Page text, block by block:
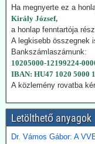
Japán –
helyezi azokat a
szennyezőbb korszak
hatóságok „rendkívüli
tüzelőanyagnak a
megígérték.
Hogy kedvezzen a
vállalta a teljes
A japán Gazdasági,
képviselői
megoldást jelent a
szoroson keresztül
Ha megnyerte ez a
Király József,
a honlap fenntartója
A legkisebb összegnek
Bankszámlaszámunk:
10205000-12199224-
IBAN: HU47 1020 5000
A közlemény rovatba
Letölthető anyagok
Dr. Vámos Gábor: A